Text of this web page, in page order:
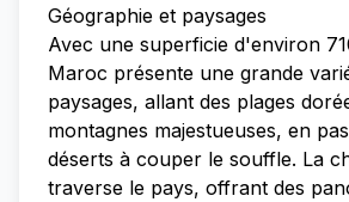
Géographie et paysages
Avec une superficie d'environ
Maroc présente une grande
paysages, allant des plages
montagnes majestueuses, en
déserts à couper le souffle. La
traverse le pays, offrant des